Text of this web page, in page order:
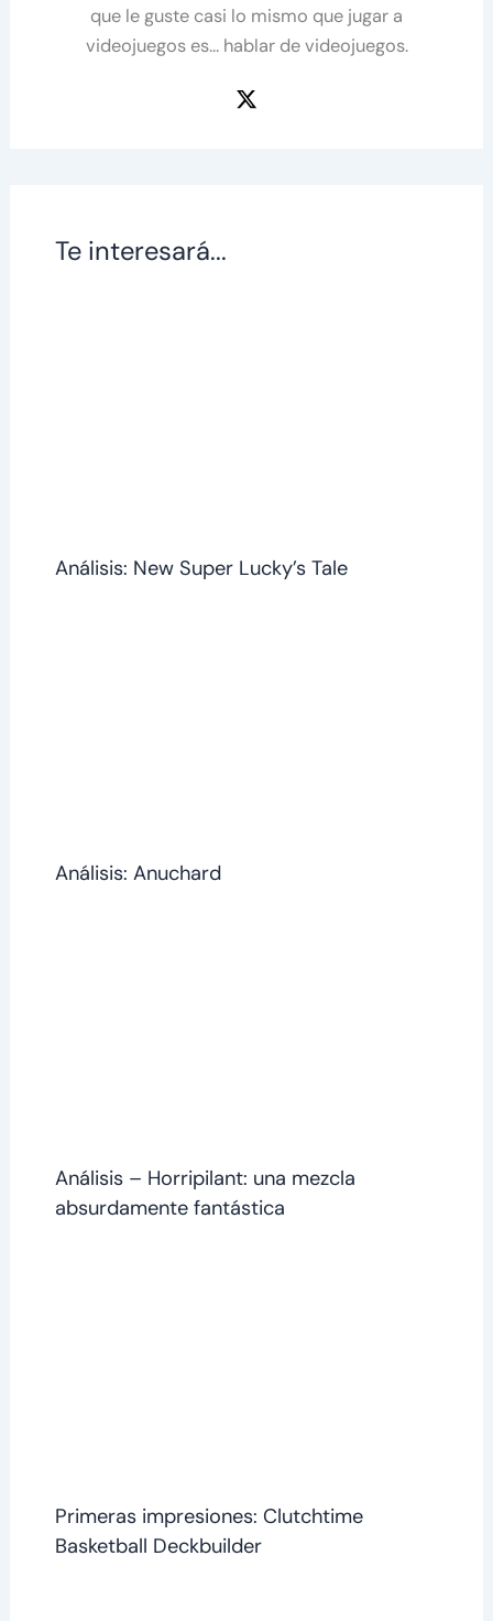
que le guste casi lo mismo que jugar a
videojuegos es… hablar de videojuegos.
Te interesará...
Análisis: New Super Lucky’s Tale
Análisis: Anuchard
Análisis – Horripilant: una mezcla
absurdamente fantástica
Primeras impresiones: Clutchtime
Basketball Deckbuilder